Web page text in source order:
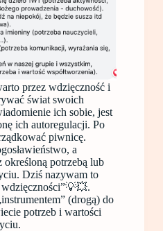
przez wdzięczność i
świat swoich
ich sobie, jest
ich autoregulacji. Po
piwnicę.
a
określoną potrzebą lub
Dziś nazywam to
(drogą) do
potrzeb i wartości